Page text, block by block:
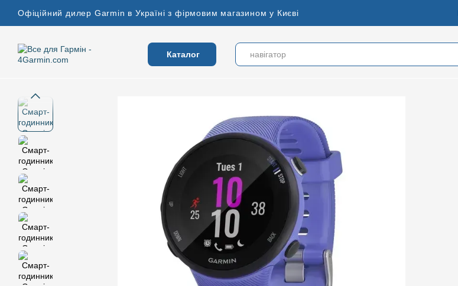
Перейти до основного контенту
Офіційний дилер Garmin в Україні з фірмовим магазином у Києві
Каталог